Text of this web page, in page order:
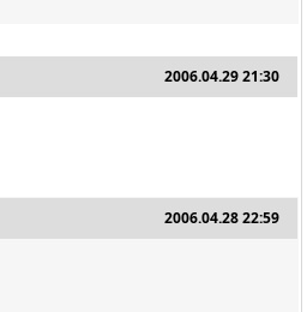
2006.04.29 21:30
2006.04.28 22:59